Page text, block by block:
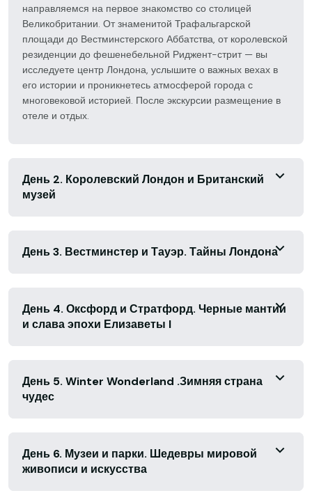
направляемся на первое знакомство со столицей
Великобритании. От знаменитой Трафальгарской
площади до Вестминстерского Аббатства, от королевской
резиденции до фешенебельной Риджент-стрит — вы
исследуете центр Лондона, услышите о важных вехах в
его истории и проникнетесь атмосферой города с
многовековой историей. После экскурсии размещение в
отеле и отдых.
День 2. Королевский Лондон и Британский
музей
День 3. Вестминстер и Тауэр. Тайны Лондона
День 4. Оксфорд и Стратфорд. Черные мантии
и слава эпохи Елизаветы I
День 5. Winter Wonderland .Зимняя страна
чудес
День 6. Музеи и парки. Шедевры мировой
живописи и искусства